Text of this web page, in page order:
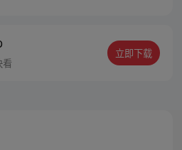
生活被彻底颠覆，与冯宝宝一
之旅。
看
立即下载